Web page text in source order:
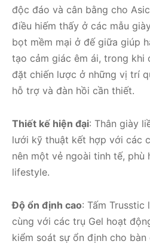
độc đáo và cân bằng cho
điều hiếm thấy ở các mẫu
bọt mềm mại ở đế giữa giúp
tạo cảm giác êm ái, trong khi
đặt chiến lược ở những vị trí
hỗ trợ và đàn hồi cần thiết.
Thiết kế hiện đại: Thân giày
lưới kỹ thuật kết hợp với các
nên một vẻ ngoài tinh tế, phù
lifestyle.
Độ ổn định cao: Tấm
cùng với các trụ Gel hoạt
kiểm soát sự ổn định cho